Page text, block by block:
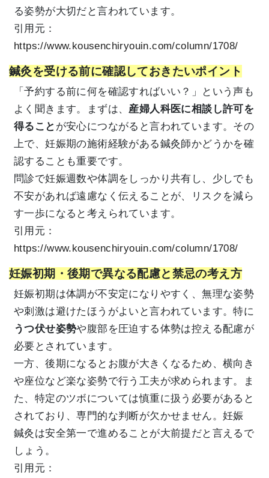
る姿勢が大切だと言われています。
引用元：
https://www.kousenchiryouin.com/column/1708/
鍼灸を受ける前に確認しておきたいポイント
「予約する前に何を確認すればいい？」という声も
よく聞きます。まずは、 産婦人科医に相談し許可を
得ること が安心につながると言われています。その
上で、妊娠期の施術経験がある鍼灸師かどうかを確
認することも重要です。
問診で妊娠週数や体調をしっかり共有し、少しでも
不安があれば遠慮なく伝えることが、リスクを減ら
す一歩になると考えられています。
引用元：
https://www.kousenchiryouin.com/column/1708/
妊娠初期・後期で異なる配慮と禁忌の考え方
妊娠初期は体調が不安定になりやすく、無理な姿勢
や刺激は避けたほうがよいと言われています。特に
うつ伏せ姿勢や腹部を圧迫する体勢は控える配慮が
必要とされています。
一方、後期になるとお腹が大きくなるため、横向き
や座位など楽な姿勢で行う工夫が求められます。ま
た、特定のツボについては慎重に扱う必要があると
されており、専門的な判断が欠かせません。妊娠
鍼灸は安全第一で進めることが大前提だと言えるで
しょう。
引用元：